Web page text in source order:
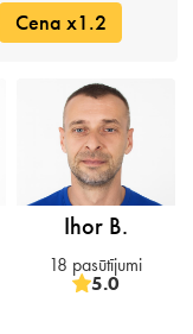
Cena x1.2
Ihor B.
18 pasūtījumi
5.0